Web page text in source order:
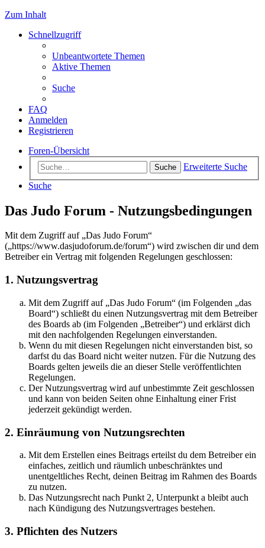
Zum Inhalt
Schnellzugriff
Unbeantwortete Themen
Aktive Themen
Suche
FAQ
Anmelden
Registrieren
Foren-Übersicht
Suche
Erweiterte Suche
Suche
Das Judo Forum - Nutzungsbedingungen
Mit dem Zugriff auf „Das Judo Forum“
(„https://www.dasjudoforum.de/forum“) wird zwischen dir und dem
Betreiber ein Vertrag mit folgenden Regelungen geschlossen:
1. Nutzungsvertrag
Mit dem Zugriff auf „Das Judo Forum“ (im Folgenden „das
Board“) schließt du einen Nutzungsvertrag mit dem Betreiber
des Boards ab (im Folgenden „Betreiber“) und erklärst dich
mit den nachfolgenden Regelungen einverstanden.
Wenn du mit diesen Regelungen nicht einverstanden bist, so
darfst du das Board nicht weiter nutzen. Für die Nutzung des
Boards gelten jeweils die an dieser Stelle veröffentlichten
Regelungen.
Der Nutzungsvertrag wird auf unbestimmte Zeit geschlossen
und kann von beiden Seiten ohne Einhaltung einer Frist
jederzeit gekündigt werden.
2. Einräumung von Nutzungsrechten
Mit dem Erstellen eines Beitrags erteilst du dem Betreiber ein
einfaches, zeitlich und räumlich unbeschränktes und
unentgeltliches Recht, deinen Beitrag im Rahmen des Boards
zu nutzen.
Das Nutzungsrecht nach Punkt 2, Unterpunkt a bleibt auch
nach Kündigung des Nutzungsvertrages bestehen.
3. Pflichten des Nutzers